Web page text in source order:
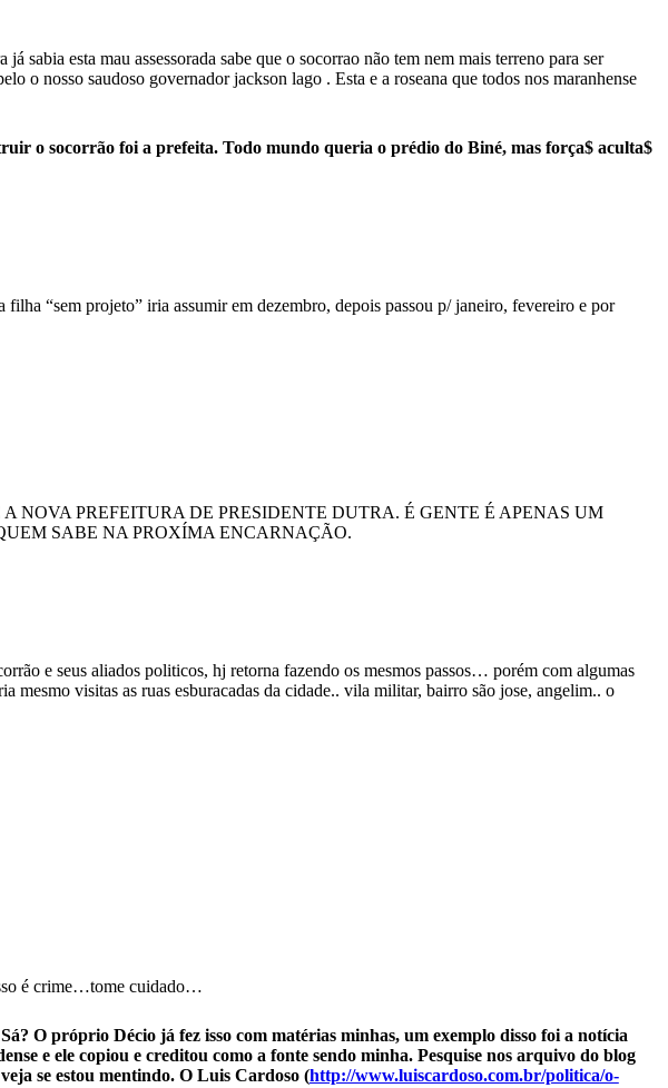
sabia esta mau assessorada sabe que o socorrao não tem nem mais terreno para ser
o nosso saudoso governador jackson lago . Esta e a roseana que todos nos maranhense
o socorrão foi a prefeita. Todo mundo queria o prédio do Biné, mas força$ aculta$
“sem projeto” iria assumir em dezembro, depois passou p/ janeiro, fevereiro e por
PREFEITURA DE PRESIDENTE DUTRA. É GENTE É APENAS UM
SABE NA PROXÍMA ENCARNAÇÃO.
e seus aliados politicos, hj retorna fazendo os mesmos passos… porém com algumas
mesmo visitas as ruas esburacadas da cidade.. vila militar, bairro são jose, angelim.. o
é crime…tome cuidado…
O próprio Décio já fez isso com matérias minhas, um exemplo disso foi a notícia
e ele copiou e creditou como a fonte sendo minha. Pesquise nos arquivo do blog
se estou mentindo. O Luis Cardoso (http://www.luiscardoso.com.br/politica/o-